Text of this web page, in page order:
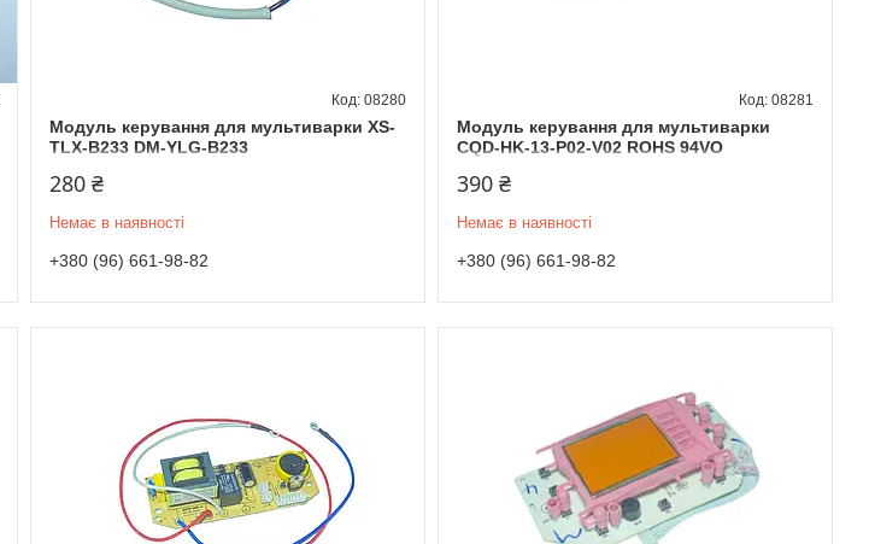
Модуль керування для мультиварки XS-
TLX-B233 DM-YLG-B233
08280
280 ₴
Немає в наявності
+380 (96) 661-98-82
Модуль керування для мультиварки
CQD-HK-13-P02-V02 ROHS 94VO
08281
390 ₴
Немає в наявності
+380 (96) 661-98-82